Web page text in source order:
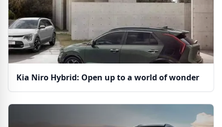
Kia Niro Hybrid: Open up to a world of wonder